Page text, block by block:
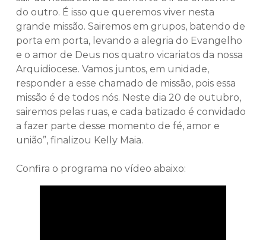
do outro. É isso que queremos viver nesta
grande missão. Sairemos em grupos, batendo de
porta em porta, levando a alegria do Evangelho
e o amor de Deus nos quatro vicariatos da nossa
Arquidiocese. Vamos juntos, em unidade,
responder a esse chamado de missão, pois essa
missão é de todos nós. Neste dia 20 de outubro,
sairemos pelas ruas, e cada batizado é convidado
a fazer parte desse momento de fé, amor e
união”, finalizou Kelly Maia.
Confira o programa no vídeo abaixo: